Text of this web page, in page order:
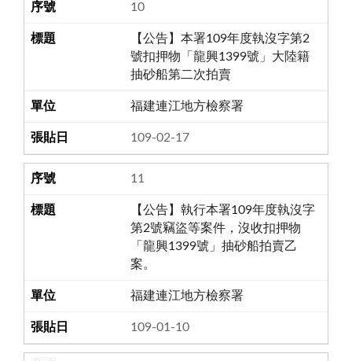
10
【公告】本署109年度執沒字第2
號扣押物「龍興1399號」大陸籍
抽砂船第二次拍賣
福建連江地方檢察署
109-02-17
11
【公告】執行本署109年度執沒字
第2號竊盜等案件，沒收扣押物
「龍興1399號」抽砂船拍賣乙
案。
福建連江地方檢察署
109-01-10